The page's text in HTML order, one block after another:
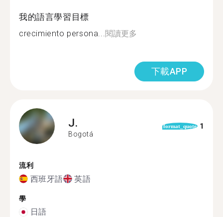
我的語言學習目標
crecimiento persona...閱讀更多
下載APP
J.
Bogotá
format_quote 1
流利
西班牙語 英語
學
日語